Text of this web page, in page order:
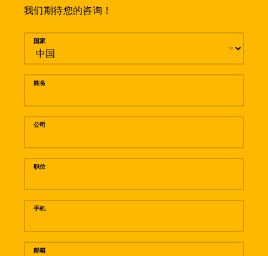
我们期待您的咨询！
留言
国家
姓名
公司
职位
手机
邮箱